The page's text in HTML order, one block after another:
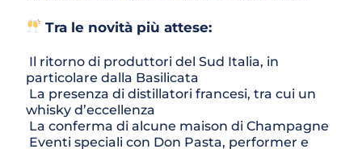
Tra le novità più attese:
particolare dalla Basilicata
whisky d’eccellenza
La conferma di alcune maison di Champagne